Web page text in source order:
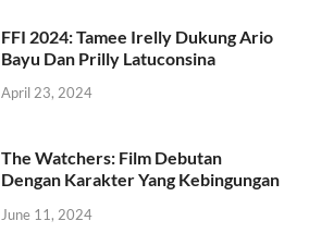
FFI 2024: Tamee Irelly Dukung Ario
Bayu Dan Prilly Latuconsina
April 23, 2024
The Watchers: Film Debutan
Dengan Karakter Yang Kebingungan
June 11, 2024